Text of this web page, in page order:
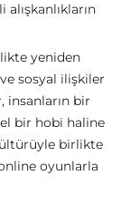
yeniden
sosyal ilişkiler
insanların bir
bir hobi haline
birlikte
oyunlarla